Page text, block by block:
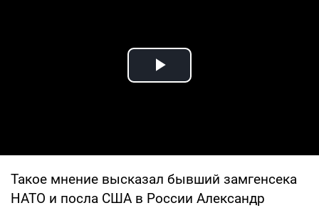
Play Video
Такое мнение высказал бывший замгенсека
НАТО и посла США в России Александр